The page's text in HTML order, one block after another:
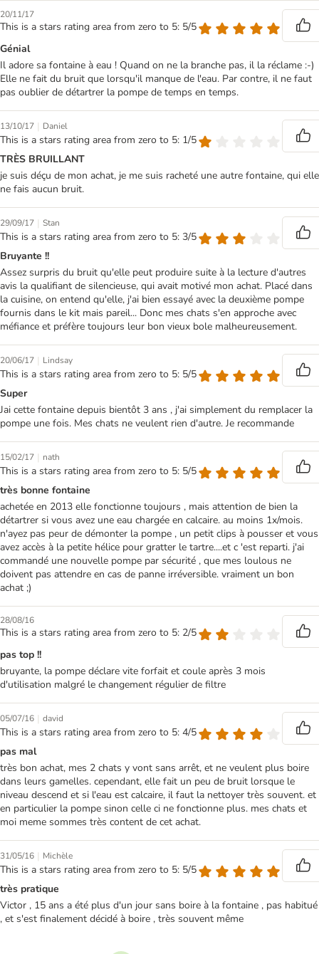
20/11/17
This is a stars rating area from zero to 5: 5/5
Génial
Il adore sa fontaine à eau ! Quand on ne la branche pas, il la réclame :-)
Elle ne fait du bruit que lorsqu'il manque de l'eau. Par contre, il ne faut
pas oublier de détartrer la pompe de temps en temps.
13/10/17 | Daniel
This is a stars rating area from zero to 5: 1/5
TRÈS BRUILLANT
je suis déçu de mon achat, je me suis racheté une autre fontaine, qui elle
ne fais aucun bruit.
29/09/17 | Stan
This is a stars rating area from zero to 5: 3/5
Bruyante !!
Assez surpris du bruit qu'elle peut produire suite à la lecture d'autres
avis la qualifiant de silencieuse, qui avait motivé mon achat. Placé dans
la cuisine, on entend qu'elle, j'ai bien essayé avec la deuxième pompe
fournis dans le kit mais pareil... Donc mes chats s'en approche avec
méfiance et préfère toujours leur bon vieux bole malheureusement.
20/06/17 | Lindsay
This is a stars rating area from zero to 5: 5/5
Super
Jai cette fontaine depuis bientôt 3 ans , j'ai simplement du remplacer la
pompe une fois. Mes chats ne veulent rien d'autre. Je recommande
15/02/17 | nath
This is a stars rating area from zero to 5: 5/5
très bonne fontaine
achetée en 2013 elle fonctionne toujours , mais attention de bien la
détartrer si vous avez une eau chargée en calcaire. au moins 1x/mois.
n'ayez pas peur de démonter la pompe , un petit clips à pousser et vous
avez accès à la petite hélice pour gratter le tartre....et c 'est reparti. j'ai
commandé une nouvelle pompe par sécurité , que mes loulous ne
doivent pas attendre en cas de panne irréversible. vraiment un bon
achat ;)
28/08/16
This is a stars rating area from zero to 5: 2/5
pas top !!
bruyante, la pompe déclare vite forfait et coule après 3 mois
d'utilisation malgré le changement régulier de filtre
05/07/16 | david
This is a stars rating area from zero to 5: 4/5
pas mal
très bon achat, mes 2 chats y vont sans arrêt, et ne veulent plus boire
dans leurs gamelles. cependant, elle fait un peu de bruit lorsque le
niveau descend et si l'eau est calcaire, il faut la nettoyer très souvent. et
en particulier la pompe sinon celle ci ne fonctionne plus. mes chats et
moi meme sommes très content de cet achat.
31/05/16 | Michèle
This is a stars rating area from zero to 5: 5/5
très pratique
Victor , 15 ans a été plus d'un jour sans boire à la fontaine , pas habitué
, et s'est finalement décidé à boire , très souvent même